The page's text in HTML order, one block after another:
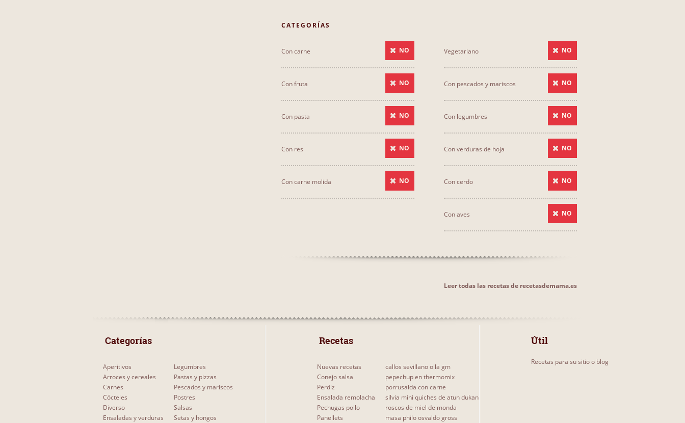
CATEGORÍAS
Vegetariano NO
Con carne NO
Con pescados y mariscos NO
Con fruta NO
Con legumbres NO
Con pasta NO
Con verduras de hoja NO
Con res NO
Con cerdo NO
Con carne molida NO
Con aves NO
Leer todas las recetas de recetasdemama.es
Categorías
Aperitivos
Arroces y cereales
Carnes
Cócteles
Diverso
Ensaladas y verduras
Legumbres
Pastas y pizzas
Pescados y mariscos
Postres
Salsas
Setas y hongos
Recetas
Nuevas recetas
Conejo salsa
Perdiz
Ensalada remolacha
Pechugas pollo
Panellets
callos sevillano olla gm
pepechup en thermomix
porrusalda con carne
silvia mini quiches de atun dukan
roscos de miel de monda
masa philo osvaldo gross
Útil
Recetas para su sitio o blog